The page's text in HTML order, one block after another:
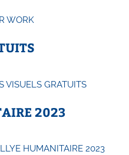
WORK
VISUELS GRATUITS
2023
HUMANITAIRE 2023